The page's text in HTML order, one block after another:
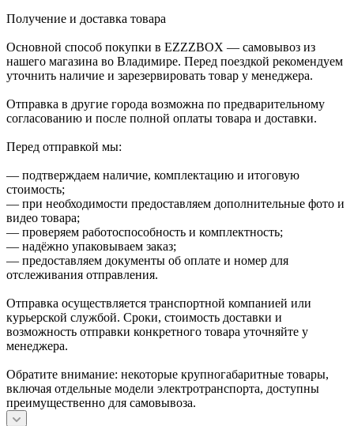
Получение и доставка товара
Основной способ покупки в EZZZBOX — самовывоз из
нашего магазина во Владимире. Перед поездкой рекомендуем
уточнить наличие и зарезервировать товар у менеджера.
Отправка в другие города возможна по предварительному
согласованию и после полной оплаты товара и доставки.
Перед отправкой мы:
— подтверждаем наличие, комплектацию и итоговую
стоимость;
— при необходимости предоставляем дополнительные фото и
видео товара;
— проверяем работоспособность и комплектность;
— надёжно упаковываем заказ;
— предоставляем документы об оплате и номер для
отслеживания отправления.
Отправка осуществляется транспортной компанией или
курьерской службой. Сроки, стоимость доставки и
возможность отправки конкретного товара уточняйте у
менеджера.
Обратите внимание: некоторые крупногабаритные товары,
включая отдельные модели электротранспорта, доступны
преимущественно для самовывоза.